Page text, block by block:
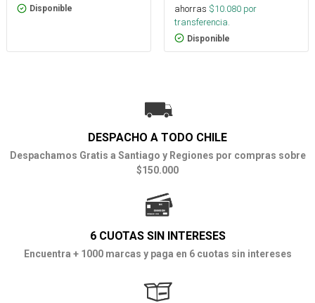
Disponible
ahorras $10.080 por
transferencia.
Disponible
DESPACHO A TODO CHILE
Despachamos Gratis a Santiago y Regiones por compras sobre
$150.000
6 CUOTAS SIN INTERESES
Encuentra + 1000 marcas y paga en 6 cuotas sin intereses